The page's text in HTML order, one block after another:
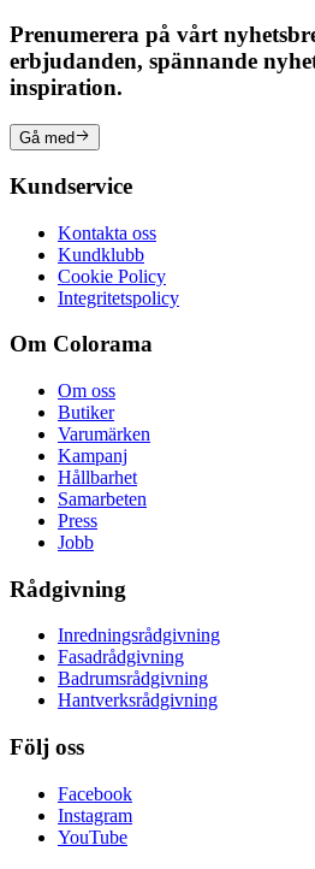
Prenumerera på vårt
erbjudanden, spännande
inspiration.
Gå med
Kundservice
Kontakta oss
Kundklubb
Cookie Policy
Integritetspolicy
Om Colorama
Om oss
Butiker
Varumärken
Kampanj
Hållbarhet
Samarbeten
Press
Jobb
Rådgivning
Inredningsrådgivning
Fasadrådgivning
Badrumsrådgivning
Hantverksrådgivning
Följ oss
Facebook
Instagram
YouTube